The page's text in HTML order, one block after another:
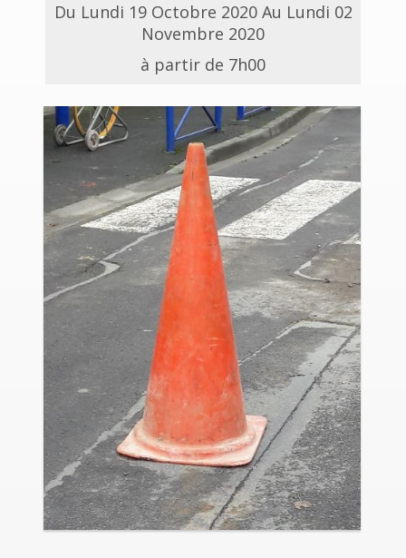
Du Lundi 19 Octobre 2020 Au Lundi 02
Novembre 2020
à partir de 7h00